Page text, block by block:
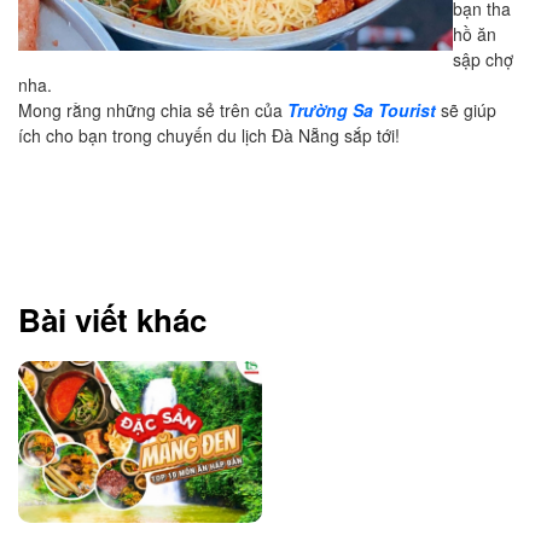
bạn tha
hồ ăn
sập chợ
nha.
Mong rằng những chia sẻ trên của Trường Sa Tourist sẽ giúp
ích cho bạn trong chuyến du lịch Đà Nẵng sắp tới!
Bài viết khác